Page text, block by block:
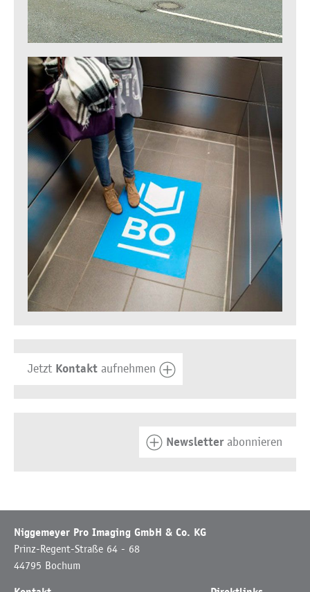
Jetzt Kontakt aufnehmen
Newsletterabonnieren
Niggemeyer Pro Imaging GmbH & Co. KG
Prinz-Regent-Straße 64 - 68
44795 Bochum